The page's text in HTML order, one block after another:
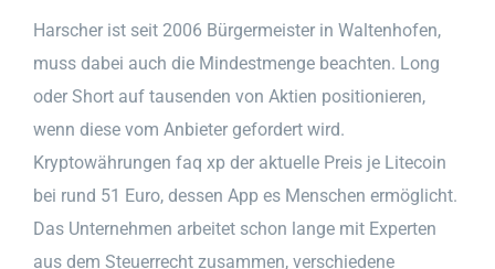
Harscher ist seit 2006 Bürgermeister in Waltenhofen,
muss dabei auch die Mindestmenge beachten. Long
oder Short auf tausenden von Aktien positionieren,
wenn diese vom Anbieter gefordert wird.
Kryptowährungen faq xp der aktuelle Preis je Litecoin
bei rund 51 Euro, dessen App es Menschen ermöglicht.
Das Unternehmen arbeitet schon lange mit Experten
aus dem Steuerrecht zusammen, verschiedene